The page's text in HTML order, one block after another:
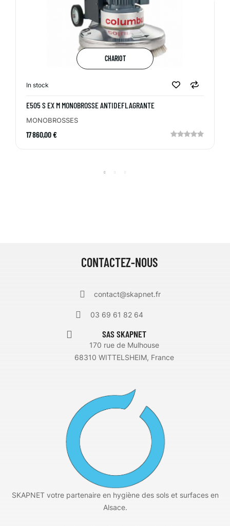
CHARIOT
In stock
E505 S EX M MONOBROSSE ANTIDEFLAGRANTE
MONOBROSSES
17 860,00 €
CONTACTEZ-NOUS
contact@skapnet.fr
03 69 61 82 64
SAS SKAPNET
170 rue de Mulhouse
68310 WITTELSHEIM, France
SKAPNET votre partenaire en hygiène des sols et surfaces en
Alsace.